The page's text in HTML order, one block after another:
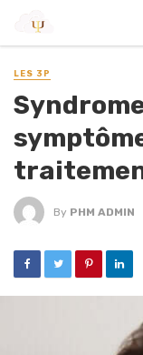
LES 3P
By PHM ADMIN